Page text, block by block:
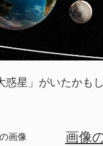
惑星」がいたか
画像 画像